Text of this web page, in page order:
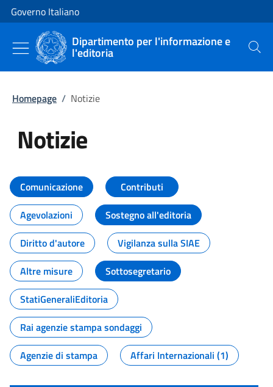
Vai al contenuto
Vai alla navigazione del sito
Governo Italiano
Dipartimento per l'informazione e
l'editoria Cerca
Homepage / Notizie
Notizie
Tutti i contenuti della pagina
Comunicazione
Contributi
Agevolazioni
Sostegno all'editoria
Diritto d'autore
Vigilanza sulla SIAE
Altre misure
Sottosegretario
StatiGeneraliEditoria
Rai agenzie stampa sondaggi
Agenzie di stampa
Affari Internazionali (1)